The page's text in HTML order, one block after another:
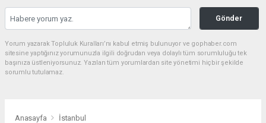
Gönder
Yorum yazarak Topluluk Kuralları’nı kabul etmiş bulunuyor ve gophaber.com
sitesine yaptığınız yorumunuzla ilgili doğrudan veya dolaylı tüm sorumluluğu tek
başınıza üstleniyorsunuz. Yazılan tüm yorumlardan site yönetimi hiçbir şekilde
sorumlu tutulamaz.
Anasayfa İstanbul